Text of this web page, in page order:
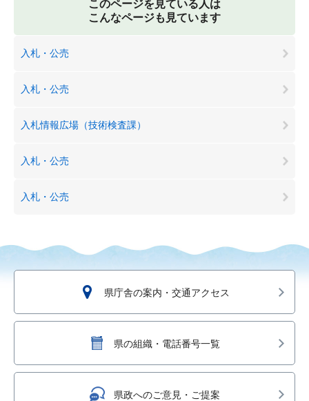
このページを見ている人は
こんなページも見ています
入札・公売
入札・公売
入札情報広場（技術検査課）
入札・公売
入札・公売
県庁舎の案内・交通アクセス
県の組織・電話番号一覧
県政へのご意見・ご提案